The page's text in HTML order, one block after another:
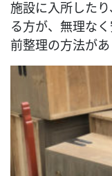
施設に入所した
る方が、無理な
前整理の方法があ